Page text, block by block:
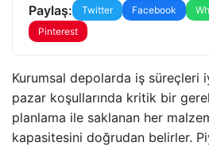
Paylaş: Twitter Facebook
Pinterest
Kurumsal depolarda iş süreçleri
pazar koşullarında kritik bir
planlama ile saklanan her
kapasitesini doğrudan belirler.